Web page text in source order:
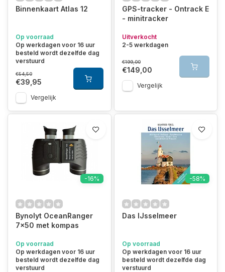
Binnenkaart Atlas 12
Op voorraad
Op werkdagen voor 16 uur
besteld wordt dezelfde dag
verstuurd
€54,50
€39,95
Vergelijk
GPS-tracker - Ontrack E
- minitracker
Uitverkocht
2-5 werkdagen
€199,00
€149,00
Vergelijk
-16%
Bynolyt OceanRanger
7x50 met kompas
Op voorraad
Op werkdagen voor 16 uur
besteld wordt dezelfde dag
verstuurd
-58%
Das IJsselmeer
Op voorraad
Op werkdagen voor 16 uur
besteld wordt dezelfde dag
verstuurd